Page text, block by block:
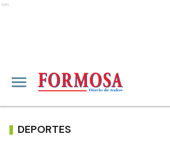
Ads
DEPORTES